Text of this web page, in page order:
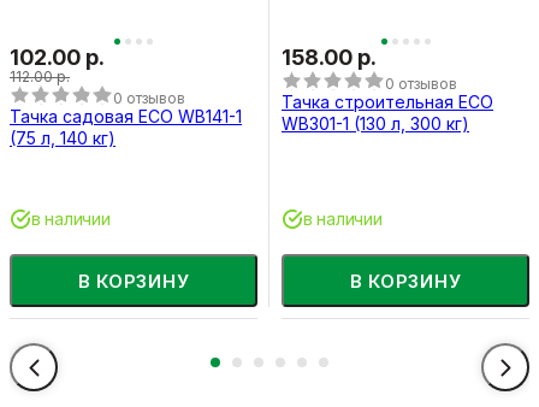
102.00 р.
112.00 р.
0 отзывов
Тачка садовая ECO WB141-1
(75 л, 140 кг)
В КОРЗИНУ
в наличии
158.00 р.
0 отзывов
Тачка строительная ECO
WB301-1 (130 л, 300 кг)
В КОРЗИНУ
в наличии